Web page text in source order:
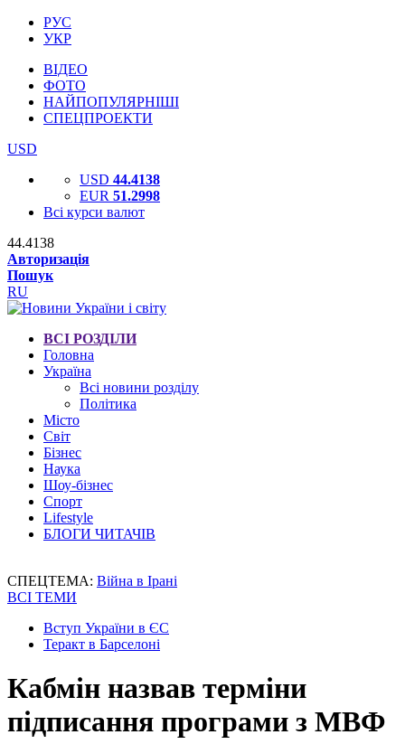
РУС
УКР
ВІДЕО
ФОТО
НАЙПОПУЛЯРНІШІ
СПЕЦПРОЕКТИ
USD
USD 44.4138
EUR 51.2998
Всі курси валют
44.4138
Авторизація
Пошук
RU
ВСІ РОЗДІЛИ
Головна
Україна
Всі новини розділу
Політика
Місто
Світ
Бізнес
Наука
Шоу-бізнес
Спорт
Lifestyle
БЛОГИ ЧИТАЧІВ
СПЕЦТЕМА: Війна в Ірані
ВСІ ТЕМИ
Вступ України в ЄС
Теракт в Барселоні
Кабмін назвав терміни
підписання програми з МВФ